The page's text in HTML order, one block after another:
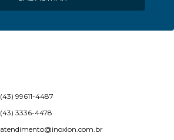
(43) 99611-4487
(43) 3336-4478
atendimento@inoxlon.com.br